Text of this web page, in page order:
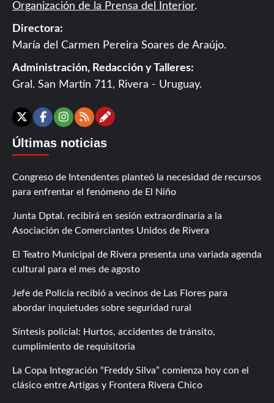
Organización de la Prensa del Interior.
Directora:
María del Carmen Pereira Soares de Araújo.
Administración, Redacción y Talleres:
Gral. San Martín 711, Rivera - Uruguay.
X Facebook
Instagram
RSSContáctanos
Últimas noticias
Congreso de Intendentes planteó la necesidad de recursos
para enfrentar el fenómeno de El Niño
Junta Dptal. recibirá en sesión extraordinaria a la
Asociación de Comerciantes Unidos de Rivera
El Teatro Municipal de Rivera presenta una variada agenda
cultural para el mes de agosto
Jefe de Policía recibió a vecinos de Las Flores para
abordar inquietudes sobre seguridad rural
Síntesis policial: Hurtos, accidentes de tránsito,
cumplimiento de requisitoria
La Copa Integración “Freddy Silva” comienza hoy con el
clásico entre Artigas y Frontera Rivera Chico